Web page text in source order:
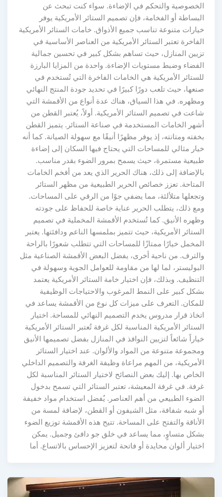
الخصوصية والتحكم في الإضاءة. سواء كنت تبحث عن
البساطة أو الفخامة، فإن تصميم الستائر الأمريكية يوفر
خيارات متنوعة تناسب جميع الأذواق. خامات الستائر الأمريكية
الفاخرة تعتبر الستائر الأمريكية من العناصر الأساسية في
تزيين المنازل، حيث تساهم بشكل كبير في تحسين جمالية
الفضاء وضبط مستويات الإضاءة. واحدة من المزايا البارزة
للستائر الأمريكية هي الخامات الفاخرة التي تُستخدم في
صنعها، حيث تلعب دورًا كبيرًا في تحديد جودة المنتج النهائي
ومظهره. في هذا السياق، هناك عدة أنواع من الأقمشة التي
شاعت في تصميم الستائر الأمريكية. أولاً، يُعتبر القطن من
أشهر الخامات المستخدمة في صناعة الستائر. يتميز القطن
بخفته ومتانته، إذ يوفر مظهرًا أنيقًا مع سهولة الصيانة. كما أنه
خيار مثالي للمساحات التي يحتاج فيها السكان إلى إضاءة
طبيعية مستمرة، حيث يسمح بمرور الضوء بقدر مناسب.
بالإضافة إلى ذلك، هناك الحرير الذي يعد من أفخم الخامات
المتاحة. تعزز خصائص الحرير الطبيعية من مظهر الستائر
وتجعلها متلألئة، مما يضفي جوًا من الرقي على المساحات.
ومع ذلك، يتطلب الحرير عناية خاصة للحفاظ على جودته
وظهره الأنيق. كما تُستخدم الأقمشة المخملية في تصميم
الستائر الأمريكية، حيث تتميز بملمسها الناعم ودافئتها. يعتبر
المخمل خيارًا ممتازًا للمساحات التي تتطلب شعورًا بالراحة
والترف. من ناحية أخرى، يفضل البعض الأقمشة الصناعية مثل
البوليستر، لما لها من مقاومة للعوامل الجوية وسهولة في
التنظيف. وبذلك، فإن اختيار خامة الستائر الأمريكية يعتمد
بشكل كبير على النمط المرغوب والاحتياجات الوظيفية
للمكان. التعرف على ميزات كل نوع من الأقمشة يساعد في
اتخاذ قرار مدروس يخدم التصميم النهائي للمساحة. اختيار
الستائر الأمريكية المناسبة لكل غرفة تُعتبر الستائر الأمريكية
خياراً شائعاً لتزيين النوافذ في المنازل بفضل تصميمها الأنيق
ومجموعة متنوعة من المواد والألوان. عند اختيار الستائر
الأمريكية، من المهم مراعاة وظيفة الغرفة والتصميم الداخلي
الخاص بها. إليك بعض النصائح لاختيار الستائر المناسبة لكل
غرفة. في غرفة المعيشة، تعتبر الستائر التي تسمح بدخول
الضوء الطبيعي من أهم العناصر. يُفضل استخدام مواد خفيفة
أو شبه شفافة، مثل الشيفون أو القطن، لإضافة لمسة من
الأناقة والتفتح على المساحة. تتيح هذه الأقمشة توزيع الضوء
بشكل متساوٍ، مما يساعد في خلق جو دافئ وجميل. يمكن
اختيار ألوان محايدة أو فاتحة لتعزيز الإحساس بالاتساع. أما